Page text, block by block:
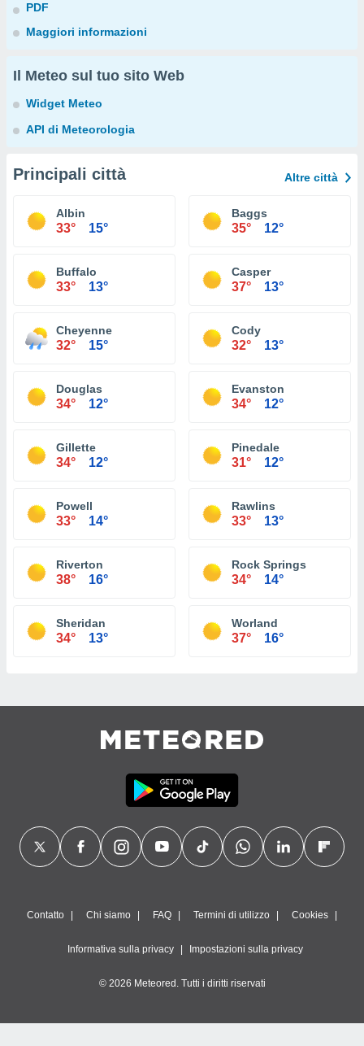
PDF
Maggiori informazioni
Il Meteo sul tuo sito Web
Widget Meteo
API di Meteorologia
Principali città Altre città
Albin
33° 15°
Baggs
35° 12°
Buffalo
33° 13°
Casper
37° 13°
Cheyenne
32° 15°
Cody
32° 13°
Douglas
34° 12°
Evanston
34° 12°
Gillette
34° 12°
Pinedale
31° 12°
Powell
33° 14°
Rawlins
33° 13°
Riverton
38° 16°
Rock Springs
34° 14°
Sheridan
34° 13°
Worland
37° 16°
Contatto Chi siamo FAQ Termini di utilizzo Cookies
Informativa sulla privacy Impostazioni sulla privacy
© 2026 Meteored. Tutti i diritti riservati